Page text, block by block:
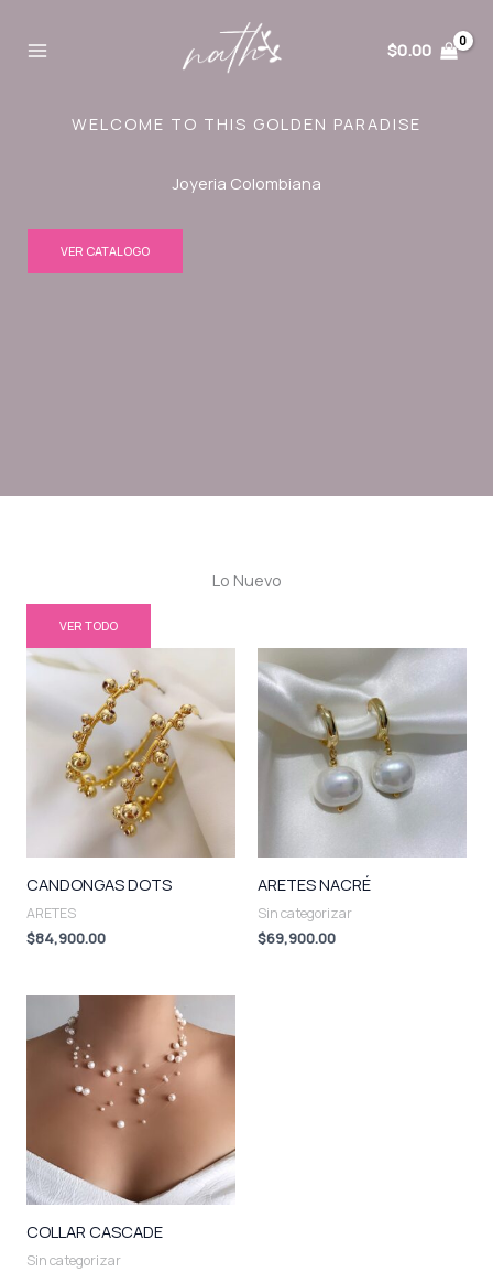
$0.00
WELCOME TO THIS GOLDEN PARADISE
Joyeria Colombiana
VER CATALOGO
Lo Nuevo
VER TODO
CANDONGAS DOTS
ARETES
$84,900.00
ARETES NACRÉ
Sin categorizar
$69,900.00
COLLAR CASCADE
Sin categorizar